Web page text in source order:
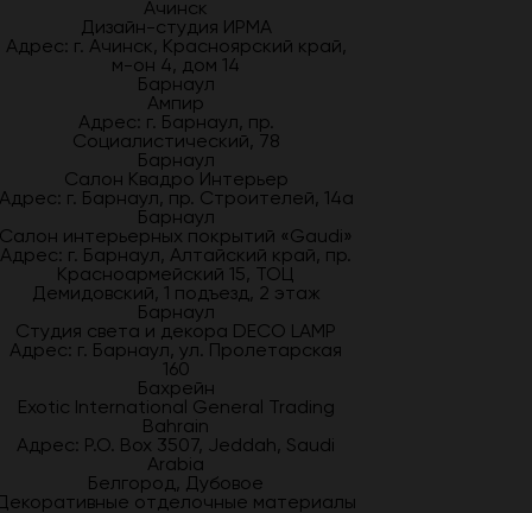
Ачинск
Дизайн-студия ИРМА
Адрес: г. Ачинск, Красноярский край,
м-он 4, дом 14
Барнаул
Ампир
Адрес: г. Барнаул, пр.
Социалистический, 78
Барнаул
Салон Квадро Интерьер
г. Барнаул, пр. Строителей, 14а
Барнаул
Салон интерьерных покрытий «Gaudi»
Адрес: г. Барнаул, Алтайский край, пр.
Красноармейский 15, ТОЦ
Демидовский, 1 подъезд, 2 этаж
Барнаул
Студия света и декора DECO LAMP
Адрес: г. Барнаул, ул. Пролетарская
160
Бахрейн
Exotic International General Trading
Bahrain
Адрес: P.O. Box 3507, Jeddah, Saudi
Arabia
Белгород, Дубовое
отделочные материалы